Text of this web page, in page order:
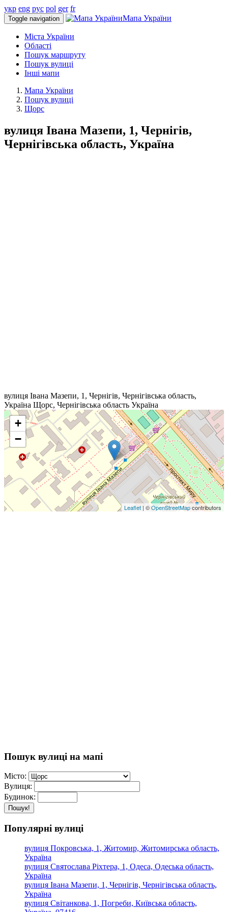
укр eng рус pol ger fr
Toggle navigation Мапа України
Міста України
Області
Пошук маршруту
Пошук вулиці
Інші мапи
Мапа України
Пошук вулиці
Щорс
вулиця Івана Мазепи, 1, Чернігів,
Чернігівська область, Україна
вулиця Івана Мазепи, 1, Чернігів, Чернігівська область,
Україна Щорс, Чернігівська область Україна
+
−
Leaflet | ©OpenStreetMapcontributors
Пошук вулиці на мапі
Місто:
Вулиця:
Будинок:
Пошук!
Популярні вулиці
вулиця Покровська, 1, Житомир, Житомирська область,
Україна
вулиця Святослава Ріхтера, 1, Одеса, Одеська область,
Україна
вулиця Івана Мазепи, 1, Чернігів, Чернігівська область,
Україна
вулиця Світанкова, 1, Погреби, Київська область,